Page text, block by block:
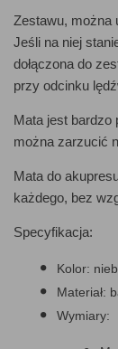
Zestawu, można
Jeśli na niej
dołączona do
przy odcinku
Mata jest bardzo
można zarzucić
Mata do
każdego, bez
Specyfikacja:
Kolor:
Materiał:
Wymiary: